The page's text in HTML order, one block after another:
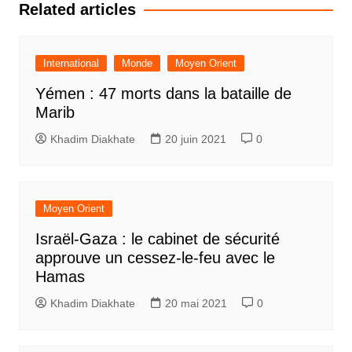
Related articles
International Monde Moyen Orient
Yémen : 47 morts dans la bataille de
Marib
Khadim Diakhate 20 juin 2021 0
Moyen Orient
Israël-Gaza : le cabinet de sécurité
approuve un cessez-le-feu avec le
Hamas
Khadim Diakhate 20 mai 2021 0